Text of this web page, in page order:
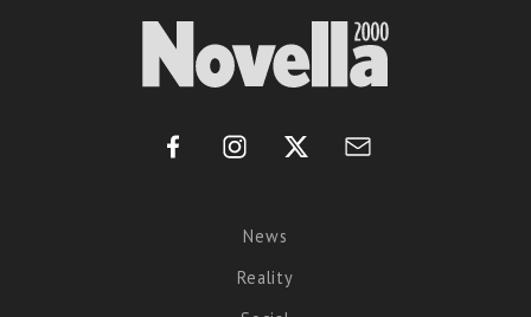
News
Reality